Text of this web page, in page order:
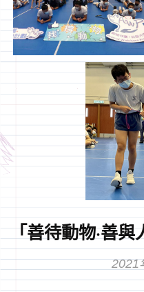
「善待動物·善與
2021